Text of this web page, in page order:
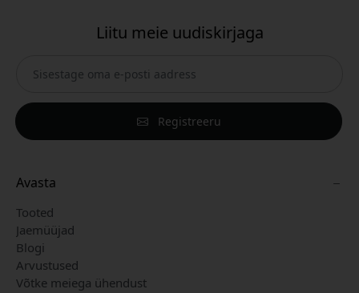
Liitu meie uudiskirjaga
Registreeru
Avasta
Tooted
Jaemüüjad
Blogi
Arvustused
Võtke meiega ühendust